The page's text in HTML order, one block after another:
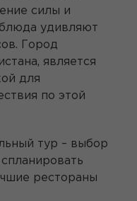
силы и
удивляют
Город
является
для
по этой
тур – выбор
рестораны